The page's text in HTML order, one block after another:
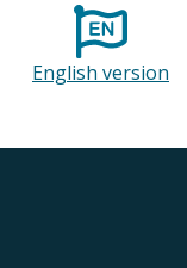
English version